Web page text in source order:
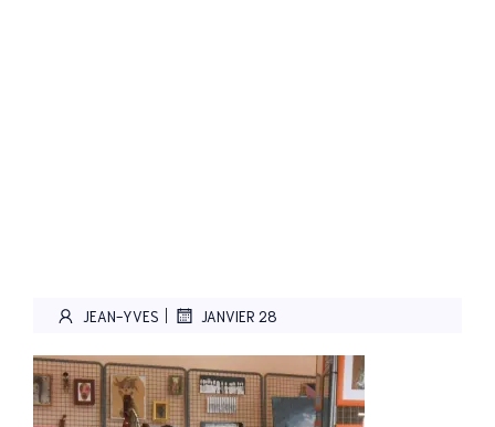
JEAN-YVES | JANVIER 28